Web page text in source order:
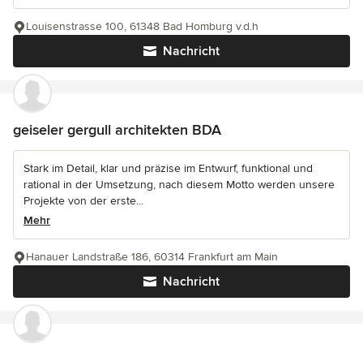
Nachricht
Louisenstrasse 100, 61348 Bad Homburg v.d.h
geiseler gergull architekten BDA
Stark im Detail, klar und präzise im Entwurf, funktional und
rational in der Umsetzung, nach diesem Motto werden unsere
Projekte von der erste...
Mehr
Nachricht
Hanauer Landstraße 186, 60314 Frankfurt am Main